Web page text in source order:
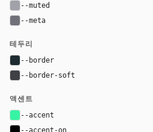
--muted
--meta
테두리
--border
--border-soft
액센트
--accent
--accent-on